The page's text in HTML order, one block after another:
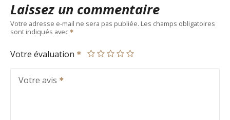
Laissez un commentaire
Votre adresse e-mail ne sera pas publiée. Les champs obligatoires
sont indiqués avec
Votre évaluation
Votre avis